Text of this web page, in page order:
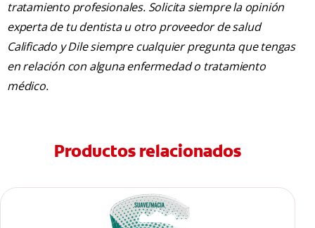
tratamiento profesionales. Solicita siempre la opinión
experta de tu dentista u otro proveedor de salud
Calificado y Dile siempre cualquier pregunta que tengas
en relación con alguna enfermedad o tratamiento
médico.
Productos relacionados